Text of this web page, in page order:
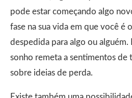
pode estar começando algo
fase na sua vida em que você é
despedida para algo ou alguém.
sonho remeta a sentimentos de
sobre ideias de perda.